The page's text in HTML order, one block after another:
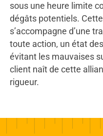
sous une heure limite
dégâts potentiels.
s’accompagne d’une
toute action, un état
évitant les mauvaises
client naît de cette
rigueur.